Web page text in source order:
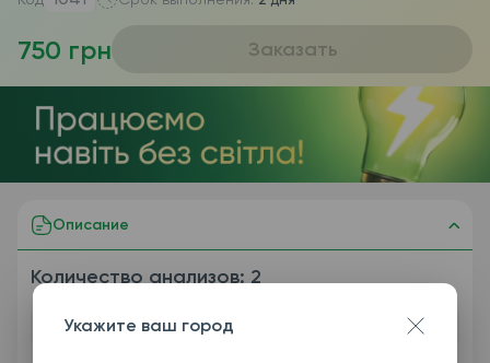
750 грн Заказать
Описание
Количество анализов: 2
Содержимое пакета
Укажите ваш город